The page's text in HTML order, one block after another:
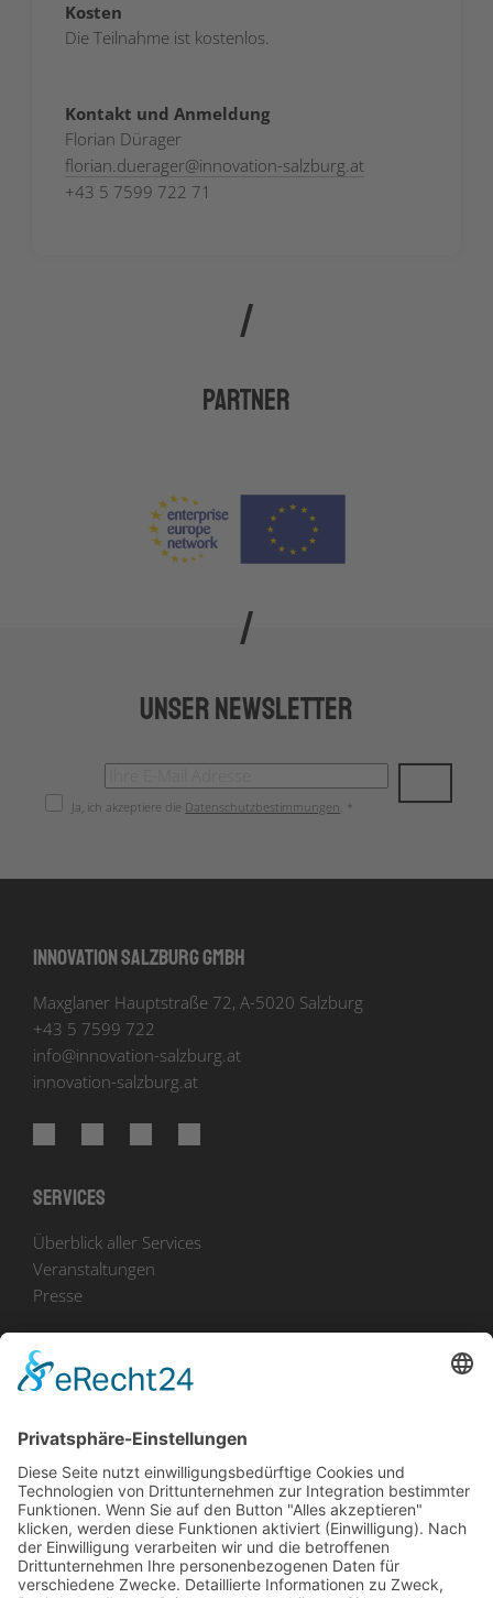
Kosten
Die Teilnahme ist kostenlos.
Kontakt und Anmeldung
Florian Dürager
florian.duerager@innovation-salzburg.at
+43 5 7599 722 71
Partner
Unser Newsletter
Ja, ich akzeptiere die Datenschutzbestimmungen. *
Innovation Salzburg GmbH
Maxglaner Hauptstraße 72, A-5020 Salzburg
+43 5 7599 722
info@innovation-salzburg.at
innovation-salzburg.at
Services
Überblick aller Services
Veranstaltungen
Presse
Bekanntmachungen
Zu uns
Unser Team
Arbeiten bei Innovation Salzburg
Anfahrt